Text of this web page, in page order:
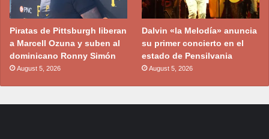
Piratas de Pittsburgh liberan
a Marcell Ozuna y suben al
dominicano Ronny Simón
August 5, 2026
Dalvin «la Melodía» anuncia
su primer concierto en el
estado de Pensilvania
August 5, 2026